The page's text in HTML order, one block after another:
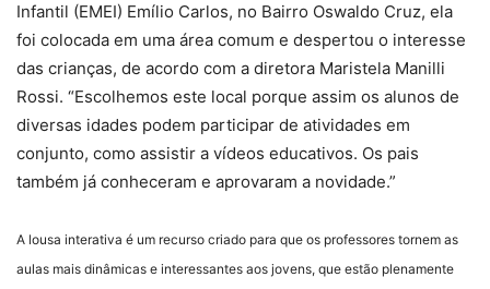
Infantil (EMEI) Emílio Carlos, no Bairro Oswaldo Cruz, ela
foi colocada em uma área comum e despertou o interesse
das crianças, de acordo com a diretora Maristela Manilli
Rossi. “Escolhemos este local porque assim os alunos de
diversas idades podem participar de atividades em
conjunto, como assistir a vídeos educativos. Os pais
também já conheceram e aprovaram a novidade.”
A lousa interativa é um recurso criado para que os professores tornem as
aulas mais dinâmicas e interessantes aos jovens, que estão plenamente